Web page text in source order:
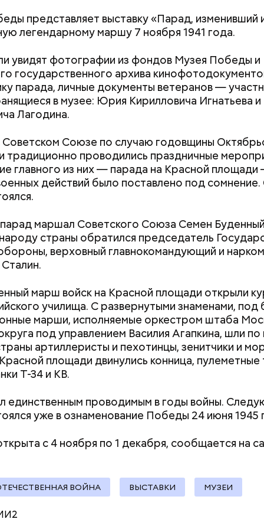
представляет выставку «Парад, изменивший
легендарному маршу 7 ноября 1941 года.
увидят фотографии из фондов Музея Победы и
государственного архива
парада, личные документы ветеранов —
в музее: Юрия Кирилловича Игнатьева и
Лагодина.
Советском Союзе по случаю годовщины
традиционно проводились праздничные
главного из них — парада на Красной площади
действий было поставлено под
маршал Советского Союза Семен
страны обратился председатель
верховный главнокомандующий и
марш войск на Красной площади открыли
училища. С развернутыми знаменами, под
марши, исполняемые оркестром штаба
под управлением Василия Агапкина, шли по
артиллеристы и пехотинцы, зенитчики и
площади двинулись конница, пулеметные
Т-34 и КВ.
единственным проводимым в годы войны.
уже в ознаменование Победы 24 июня 1945
с 4 ноября по 1 декабря, сообщается на
ВОЙНА ВЫСТАВКИ МУЗЕИ
нельзя относиться к посту как к
Это и не испытание в полной мере, а
с Богом. Ваши помощники в это время —
и отказ от удовольствий для тела и духа. Без
пост стал бы просто диетой, а ведь
(Willow, 1988)
красивой приключенческой сказке Рона
роль мошенника, но при этом искусного и
воина Мадмартигана, который помогает
чудесную девочку Элору к родителям. Снятый
колец» и совершенных компьютерных
все так же вызывает интерес и поражает
Удивительно, но в 1988 году главной
не фэнтезийный сюжет, а именно 29-летний
до этого сыгравший в мегауспешном фильме
съемках актер познакомился со своей
рублей от государства при
трудной ситуации: кто может
претендовать и какие нужны
документы
реновации в
искать